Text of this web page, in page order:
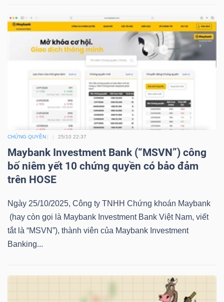
CHỨNG QUYỀN 25/10 22:37
Maybank Investment Bank (“MSVN”) công
bố niêm yết 10 chứng quyền có bảo đảm
trên HOSE
Ngày 25/10/2025, Công ty TNHH Chứng khoán Maybank
(hay còn gọi là Maybank Investment Bank Việt Nam, viết
tắt là “MSVN”), thành viên của Maybank Investment
Banking...
XUẤT
Ngành
VS-
SECTOR
NĂNG